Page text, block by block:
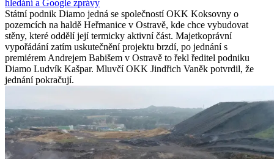
hledání a Google zprávy
Státní podnik Diamo jedná se společností OKK Koksovny o
pozemcích na haldě Heřmanice v Ostravě, kde chce vybudovat
stěny, které oddělí její termicky aktivní část. Majetkoprávní
vypořádání zatím uskutečnění projektu brzdí, po jednání s
premiérem Andrejem Babišem v Ostravě to řekl ředitel podniku
Diamo Ludvík Kašpar. Mluvčí OKK Jindřich Vaněk potvrdil, že
jednání pokračují.